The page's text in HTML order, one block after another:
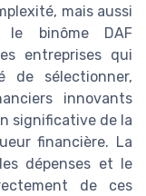
mais aussi
le binôme DAF
entreprises qui
de sélectionner,
innovants
significative de la
financière. La
dépenses et le
de ces